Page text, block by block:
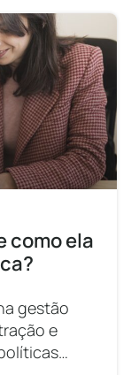
como ela
gestão
e